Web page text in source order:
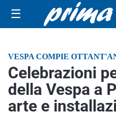
☰
VESPA COMPIE
Celebrazioni
della Vespa a
arte e